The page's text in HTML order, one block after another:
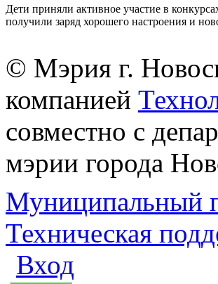
Дети приняли активное участие в
получили заряд хорошего настроения и
© Мэрия г.
компанией
совместно с
мэрии города
Муниципальный
Техническая
Вход